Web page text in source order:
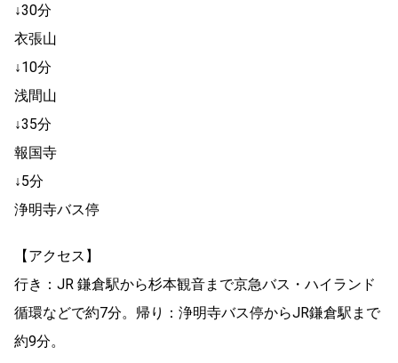
↓30分
衣張山
↓10分
浅間山
↓35分
報国寺
↓5分
浄明寺バス停
【アクセス】
行き：JR 鎌倉駅から杉本観音まで京急バス・ハイランド
循環などで約7分。帰り：浄明寺バス停からJR鎌倉駅まで
約9分。